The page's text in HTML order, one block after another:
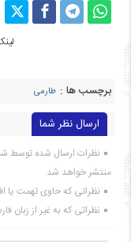
برچسب ها : طارمی
ارسال نظر شما
نظرات ارسال شده توسط
منتشر خواهد شد.
نظراتی که حاوی تهمت یا
نظراتی که به غیر از زبان